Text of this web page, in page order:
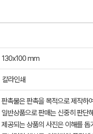
130x100 mm
칼라인쇄
판촉물은 판촉을 목적으로 제작하
일반상품으로 판매는 신중히 판단
제공되는 상품의 사진은 이해를